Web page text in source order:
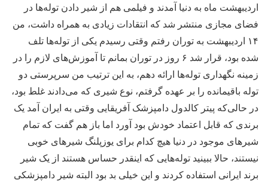
اردیبهشت ماه به دنیا آمدند و فیلمی هم از شیر دادن توله‌ها در
فضای مجازی منتشر شد که انتقادات زیادی به همراه داشت، من
۱۴ اردیبهشت به توران رفتم وقتی رسیدم یکی از توله‌ها تلف
شده بود، قرار شد ۶ روز در توران بمانم تا آموزش‌های لازم را در
زمینه نگهداری توله‌ها ارائه دهم، به این ترتیب من سرپرستی دو
توله باقیمانده را بر عهده گرفتم، نوع شیری که می‌دادند غلط بود،
در حالی‌که پیتر کالدول دامپزشک آفریقایی وقتی به ایران آمد یک
برندی که قابل اعتماد خودش بود آورد اما باز هم گفت که تمام
شیرهای موجود در دنیا هیچ کدام برای یوزپلنگ شیرهای خوبی
نیستند، حالا ببینید توله‌هایی که اینقدر حساس هستند از یک شیر
برند ایرانی استفاده کردند و این خیلی بد بود البته شیر دامپزشکی